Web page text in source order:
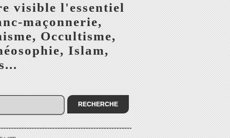
visible l'essentiel
maçonnerie,
Occultisme,
Islam,